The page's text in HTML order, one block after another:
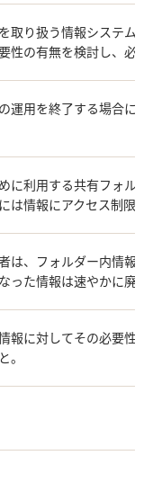
取り扱う情報システ
性の有無を検討し、
運用を終了する場合
に利用する共有フォ
は情報にアクセス制限
は、フォルダー内情
った情報は速やかに廃
報に対してその必要
。